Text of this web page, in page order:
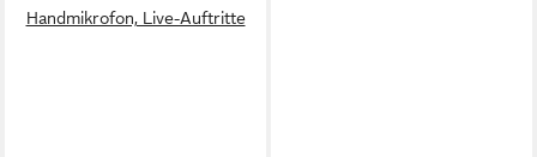
Handmikrofon, Live-Auftritte